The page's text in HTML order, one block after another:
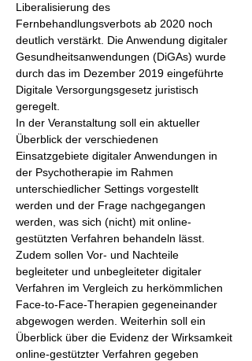
Liberalisierung des
Fernbehandlungsverbots ab 2020 noch
deutlich verstärkt. Die Anwendung digitaler
Gesundheitsanwendungen (DiGAs) wurde
durch das im Dezember 2019 eingeführte
Digitale Versorgungsgesetz juristisch
geregelt.
In der Veranstaltung soll ein aktueller
Überblick der verschiedenen
Einsatzgebiete digitaler Anwendungen in
der Psychotherapie im Rahmen
unterschiedlicher Settings vorgestellt
werden und der Frage nachgegangen
werden, was sich (nicht) mit online-
gestützten Verfahren behandeln lässt.
Zudem sollen Vor- und Nachteile
begleiteter und unbegleiteter digitaler
Verfahren im Vergleich zu herkömmlichen
Face-to-Face-Therapien gegeneinander
abgewogen werden. Weiterhin soll ein
Überblick über die Evidenz der Wirksamkeit
online-gestützter Verfahren gegeben